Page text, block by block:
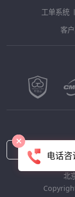
工单系统
客
售
北
电话咨